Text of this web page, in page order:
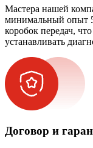
Мастера нашей
минимальный опыт 5
коробок передач,
устанавливать
Договор и